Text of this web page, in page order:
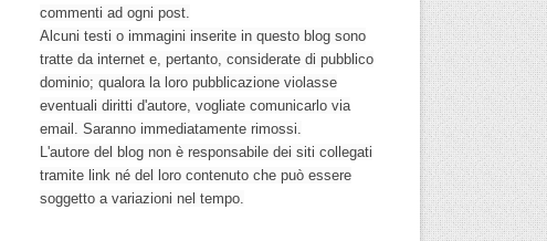
commenti ad ogni post.
Alcuni testi o immagini inserite in questo blog sono
tratte da internet e, pertanto, considerate di pubblico
dominio; qualora la loro pubblicazione violasse
eventuali diritti d'autore, vogliate comunicarlo via
email. Saranno immediatamente rimossi.
L'autore del blog non è responsabile dei siti collegati
tramite link né del loro contenuto che può essere
soggetto a variazioni nel tempo.